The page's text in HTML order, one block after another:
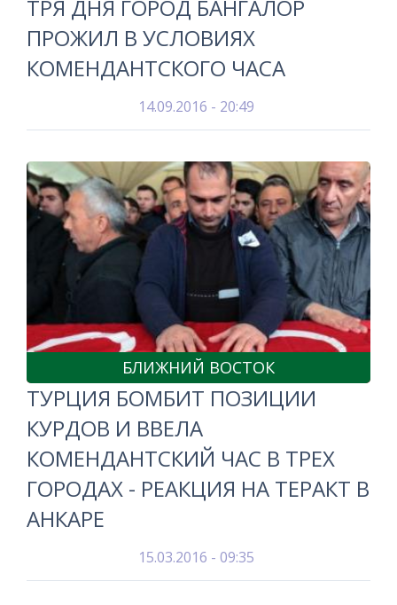
ТРЯ ДНЯ ГОРОД БАНГАЛОР
ПРОЖИЛ В УСЛОВИЯХ
КОМЕНДАНТСКОГО ЧАСА
14.09.2016 - 20:49
БЛИЖНИЙ ВОСТОК
ТУРЦИЯ БОМБИТ ПОЗИЦИИ
КУРДОВ И ВВЕЛА
КОМЕНДАНТСКИЙ ЧАС В ТРЕХ
ГОРОДАХ - РЕАКЦИЯ НА ТЕРАКТ В
АНКАРЕ
15.03.2016 - 09:35